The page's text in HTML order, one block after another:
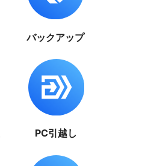
バックアップ
PC引越し